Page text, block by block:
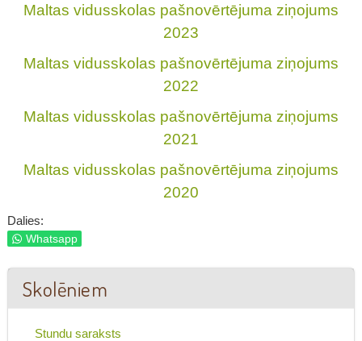
Maltas vidusskolas pašnovērtējuma ziņojums
2023
Maltas vidusskolas pašnovērtējuma ziņojums
2022
Maltas vidusskolas pašnovērtējuma ziņojums
2021
Maltas vidusskolas pašnovērtējuma ziņojums
2020
Dalies:
Whatsapp
Skolēniem
Stundu saraksts